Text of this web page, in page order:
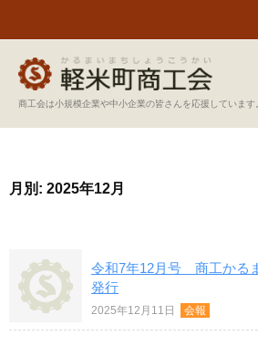
ン
キ
軽
米
商
商工会は小規模企業や中小企業の皆さんを応援しています
月別: 2025年12月
令和7年12月号 商工かる
発行
2025年12月11日 会報
町
商
工
会